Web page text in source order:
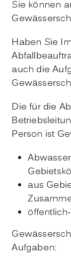
Sie können
Haben Sie
auch die
Die für die
Person ist
aus
Aufgaben: